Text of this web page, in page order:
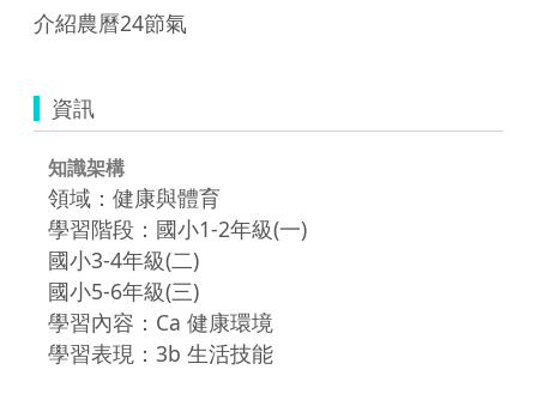
介紹農曆24節氣
資訊
知識架構
領域：健康與體育
學習階段：國小1-2年級(一)
國小3-4年級(二)
國小5-6年級(三)
學習內容：Ca 健康環境
學習表現：3b 生活技能